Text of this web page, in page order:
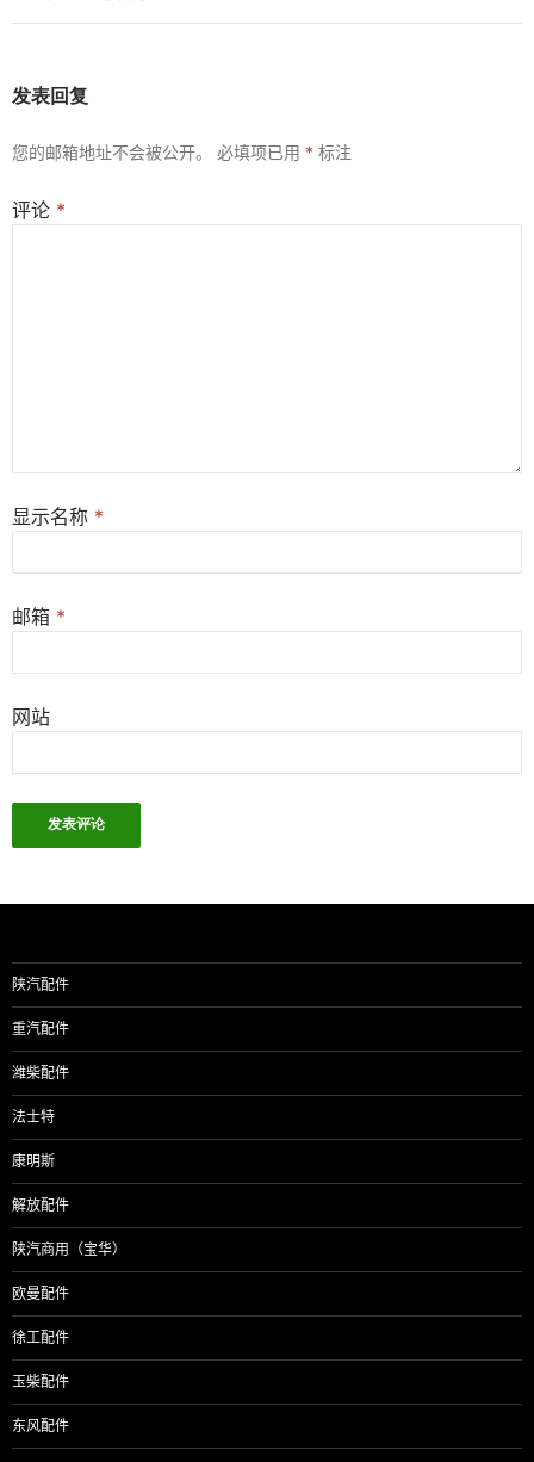
发表回复
您的邮箱地址不会被公开。 必填项已用 * 标注
评论 *
显示名称 *
邮箱 *
网站
陕汽配件
重汽配件
潍柴配件
法士特
康明斯
解放配件
陕汽商用（宝华）
欧曼配件
徐工配件
玉柴配件
东风配件